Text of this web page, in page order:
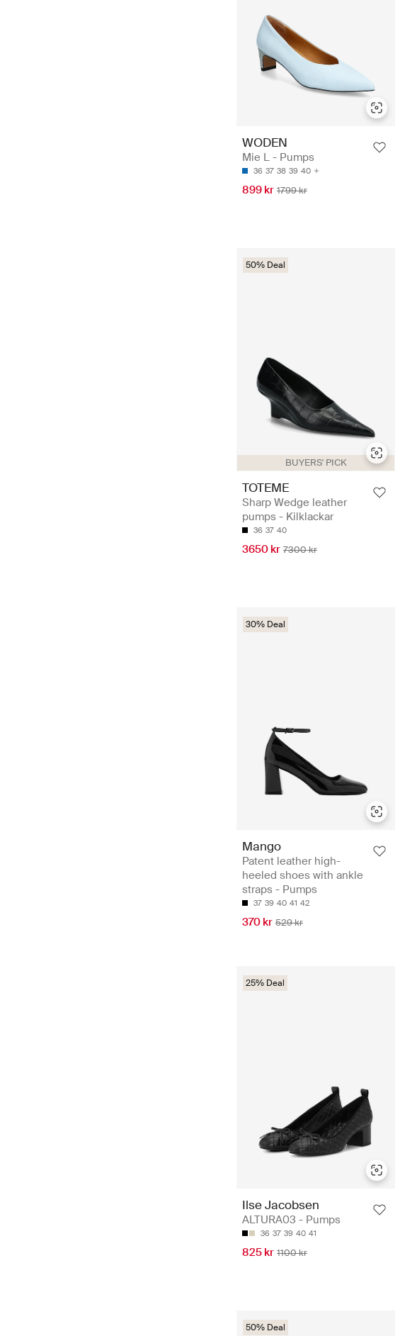
WODEN
Mie L - Pumps
36 37 38 39 40
899 kr 1799 kr
BUYERS' PICK
50% Deal
TOTEME
Sharp Wedge leather
pumps - Kilklackar
36 37 40
3650 kr 7300 kr
30% Deal
Mango
Patent leather high-
heeled shoes with ankle
straps - Pumps
37 39 40 41 42
370 kr 529 kr
25% Deal
Ilse Jacobsen
ALTURA03 - Pumps
36 37 39 40 41
825 kr 1100 kr
50% Deal